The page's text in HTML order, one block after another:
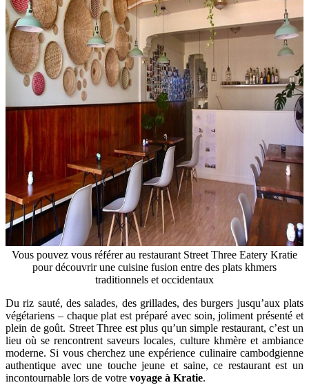
Vous pouvez vous référer au restaurant Street Three Eatery Kratie
pour découvrir une cuisine fusion entre des plats khmers
traditionnels et occidentaux
Du riz sauté, des salades, des grillades, des burgers jusqu’aux plats
végétariens – chaque plat est préparé avec soin, joliment présenté et
plein de goût. Street Three est plus qu’un simple restaurant, c’est un
lieu où se rencontrent saveurs locales, culture khmère et ambiance
moderne. Si vous cherchez une expérience culinaire cambodgienne
authentique avec une touche jeune et saine, ce restaurant est un
incontournable lors de votre voyage à Kratie.